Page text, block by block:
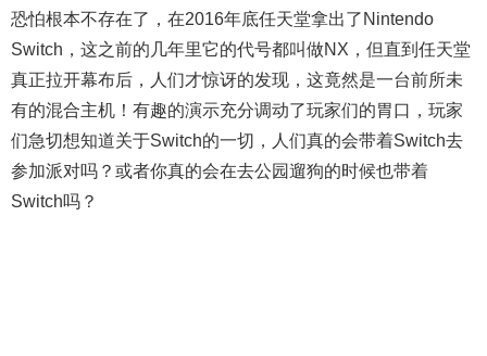
恐怕根本不存在了，在2016年底任天堂拿出了Nintendo
Switch，这之前的几年里它的代号都叫做NX，但直到任天堂
真正拉开幕布后，人们才惊讶的发现，这竟然是一台前所未
有的混合主机！有趣的演示充分调动了玩家们的胃口，玩家
们急切想知道关于Switch的一切，人们真的会带着Switch去
参加派对吗？或者你真的会在去公园遛狗的时候也带着
Switch吗？